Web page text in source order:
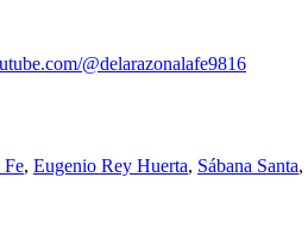
@delarazonalafe9816
Fe, Eugenio Rey Huerta, Sábana Santa,